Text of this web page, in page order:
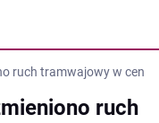
ruch tramwajowy w
ruch